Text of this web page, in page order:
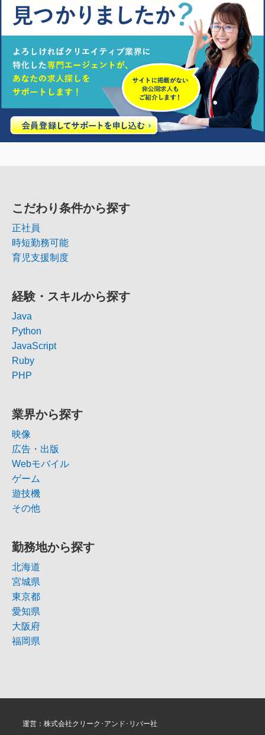
こだわり条件から探す
正社員
時短勤務可能
育児支援制度
経験・スキルから探す
Java
Python
JavaScript
Ruby
PHP
業界から探す
映像
広告・出版
Webモバイル
ゲーム
遊技機
その他
勤務地から探す
北海道
宮城県
東京都
愛知県
大阪府
福岡県
運営：株式会社クリーク･アンド･リバー社